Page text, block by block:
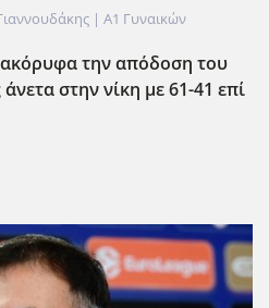
| Α1 Γυναικών
την απόδοση του
στην νίκη με 61-41 επί